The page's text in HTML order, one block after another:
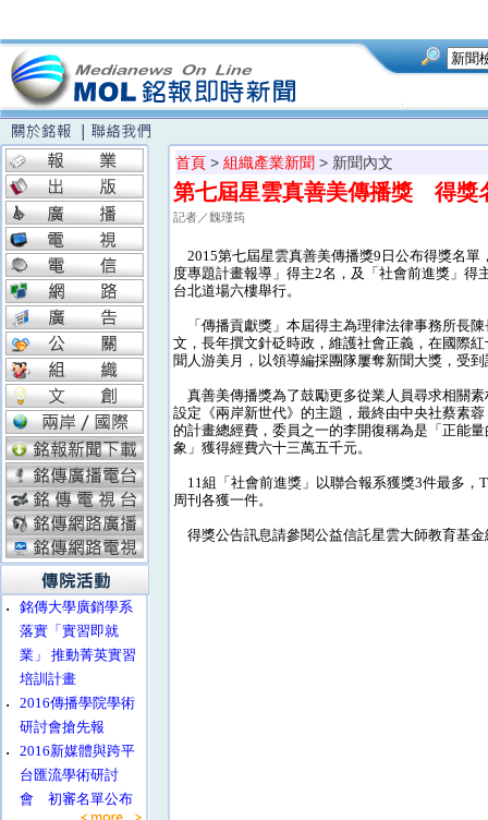
‧
銘傳大學廣銷學系
落實「實習即就
業」 推動菁英實習
培訓計畫
‧
2016傳播學院學術
研討會搶先報
‧
2016新媒體與跨平
台匯流學術研討
會 初審名單公布
首頁 > 組織產業新聞 > 新聞內文
第七屆星雲真善美傳播獎 得獎
記者／魏瑾筠
2015第七屆星雲真善美傳播獎9日公布得獎名單
度專題計畫報導」得主2名，及「社會前進獎」得
台北道場六樓舉行。
「傳播貢獻獎」本屆得主為理律法律事務所長
文，長年撰文針砭時政，維護社會正義，在國際
聞人游美月，以領導編採團隊屢奪新聞大獎，受
真善美傳播獎為了鼓勵更多從業人員尋求相關
設定《兩岸新世代》的主題，最終由中央社蔡素
的計畫總經費，委員之一的李開復稱為是「正能
象」獲得經費六十三萬五千元。
11組「社會前進獎」以聯合報系獲獎3件最多，
周刊各獲一件。
得獎公告訊息請參閱公益信託星雲大師教育基金